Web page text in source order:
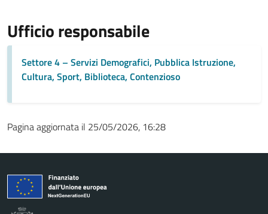
Ufficio responsabile
Settore 4 – Servizi Demografici, Pubblica Istruzione,
Cultura, Sport, Biblioteca, Contenzioso
Pagina aggiornata il 25/05/2026, 16:28